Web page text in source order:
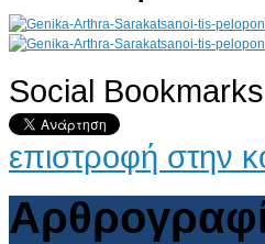
AdmirorGallery 4.5.0, author/s Vasiljevski&
Social Bookmarks
επιστροφή στην